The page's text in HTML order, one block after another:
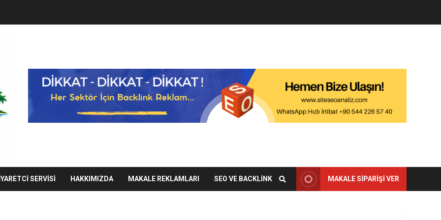
SERVISI HAKKIMIZDA MAKALE REKLAMLARI SEO VE BACKLINK MAKALE SIPARIŞI VER